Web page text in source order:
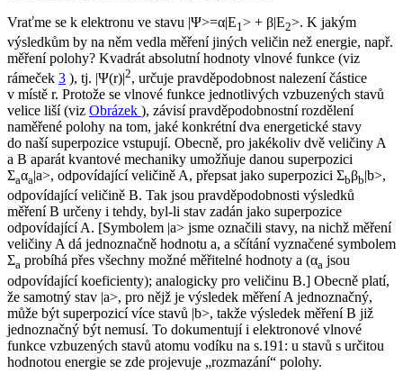
Vraťme se k elektronu ve stavu |Ψ>=α|E1 > + β|E2>. K jakým
výsledkům by na něm vedla měření jiných veličin než energie, např.
měření polohy? Kvadrát absolutní hodnoty vlnové funkce (viz
rámeček 3 ), tj. |Ψ(r)|2, určuje pravděpodobnost nalezení částice
v místě r. Protože se vlnové funkce jednotlivých vzbuzených stavů
velice liší (viz Obrázek ), závisí pravděpodobnostní rozdělení
naměřené polohy na tom, jaké konkrétní dva energetické stavy
do naší superpozice vstupují. Obecně, pro jakékoliv dvě veličiny A
a B aparát kvantové mechaniky umožňuje danou superpozici
Σaαa|a>, odpovídající veličině A, přepsat jako superpozici Σbβb|b>,
odpovídající veličině B. Tak jsou pravděpodobnosti výsledků
měření B určeny i tehdy, byl-li stav zadán jako superpozice
odpovídajícíA. [Symbolem | a> jsme označili stavy, na nichž měření
veličinyAdá jednoznačně hodnotu a, a sčítání vyznačené symbolem
Σa probíhá přes všechny možné měřitelné hodnoty a (αa jsou
odpovídající koeficienty); analogicky pro veličinu B.] Obecně platí,
že samotný stav |a>, pro nějž je výsledek měřeníA jednoznačný,
může být superpozicí více stavů |b>, takže výsledek měřeníB již
jednoznačný být nemusí. To dokumentují i elektronové vlnové
funkce vzbuzených stavů atomu vodíku na s.191: u stavů s určitou
hodnotou energie se zde projevuje „rozmazání“ polohy.